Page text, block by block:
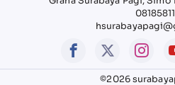
©2026